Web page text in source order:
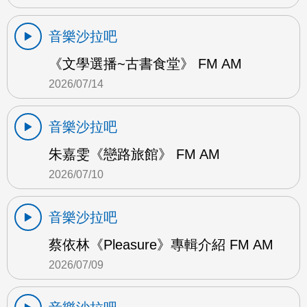
音樂沙拉吧
《文學選播~古書食堂》 FM AM
2026/07/14
音樂沙拉吧
朱嘉雯《戀路旅館》 FM AM
2026/07/10
音樂沙拉吧
蔡依林《Pleasure》專輯介紹 FM AM
2026/07/09